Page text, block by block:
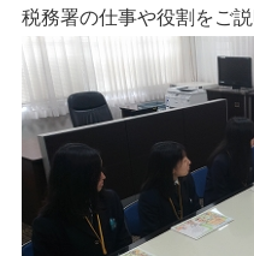
税務署の仕事や役割をご説